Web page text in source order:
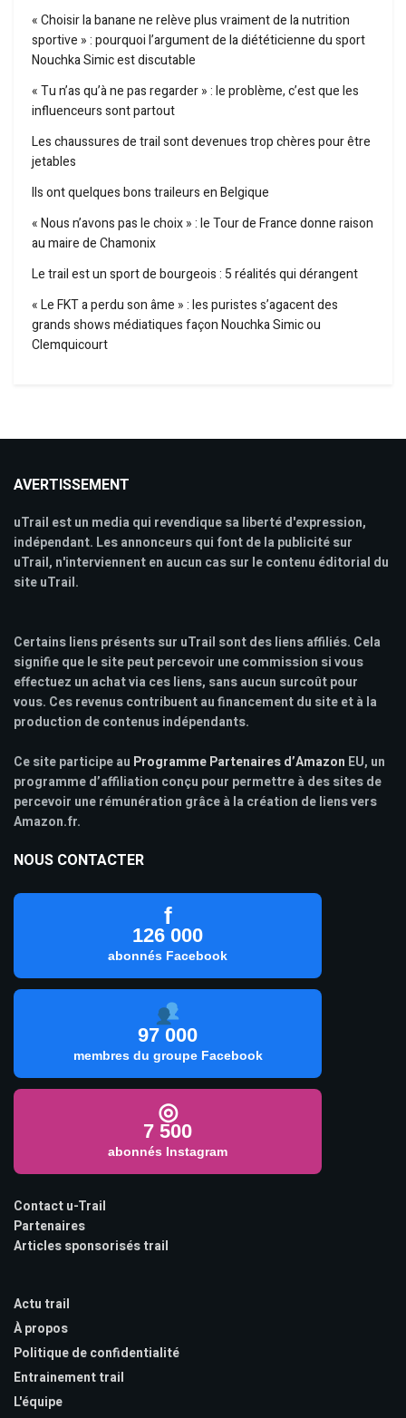
« Choisir la banane ne relève plus vraiment de la nutrition
sportive » : pourquoi l’argument de la diététicienne du sport
Nouchka Simic est discutable
« Tu n’as qu’à ne pas regarder » : le problème, c’est que les
influenceurs sont partout
Les chaussures de trail sont devenues trop chères pour être
jetables
Ils ont quelques bons traileurs en Belgique
« Nous n’avons pas le choix » : le Tour de France donne raison
au maire de Chamonix
Le trail est un sport de bourgeois : 5 réalités qui dérangent
« Le FKT a perdu son âme » : les puristes s’agacent des
grands shows médiatiques façon Nouchka Simic ou
Clemquicourt
AVERTISSEMENT
uTrail est un media qui revendique sa liberté d'expression,
indépendant. Les annonceurs qui font de la publicité sur
uTrail, n'interviennent en aucun cas sur le contenu éditorial du
site uTrail.
Certains liens présents sur uTrail sont des liens affiliés. Cela
signifie que le site peut percevoir une commission si vous
effectuez un achat via ces liens, sans aucun surcoût pour
vous. Ces revenus contribuent au financement du site et à la
production de contenus indépendants.
Ce site participe au Programme Partenaires d’Amazon EU, un
programme d’affiliation conçu pour permettre à des sites de
percevoir une rémunération grâce à la création de liens vers
Amazon.fr.
NOUS CONTACTER
f
126 000
abonnés Facebook
97 000
membres du groupe Facebook
◎
7 500
abonnés Instagram
Contact u-Trail
Partenaires
Articles sponsorisés trail
Actu trail
À propos
Politique de confidentialité
Entrainement trail
L'équipe